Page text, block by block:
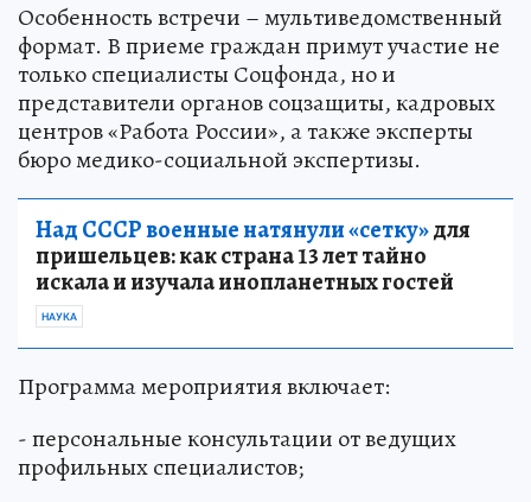
Особенность встречи – мультиведомственный
формат. В приеме граждан примут участие не
только специалисты Соцфонда, но и
представители органов соцзащиты, кадровых
центров «Работа России», а также эксперты
бюро медико-социальной экспертизы.
Над СССР военные натянули «сетку»для
пришельцев: как страна 13 лет тайно
искала и изучала инопланетных гостей
НАУКА
Программа мероприятия включает:
- персональные консультации от ведущих
профильных специалистов;